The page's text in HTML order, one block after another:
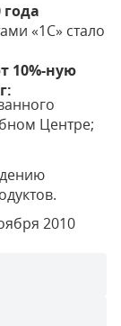
года
«1С» стало
10%-ную
Центре;
2010